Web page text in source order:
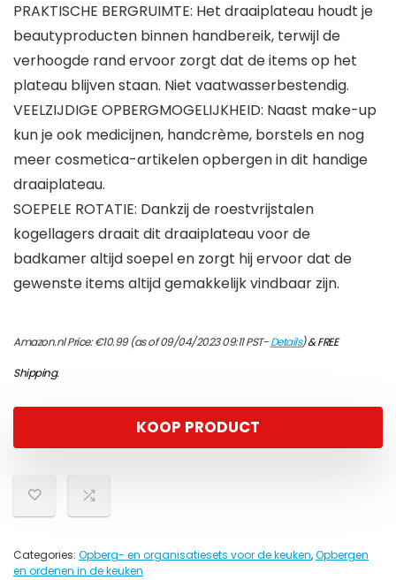
PRAKTISCHE BERGRUIMTE: Het draaiplateau houdt je
beautyproducten binnen handbereik, terwijl de
verhoogde rand ervoor zorgt dat de items op het
plateau blijven staan. Niet vaatwasserbestendig.
VEELZIJDIGE OPBERGMOGELIJKHEID: Naast make-up
kun je ook medicijnen, handcrème, borstels en nog
meer cosmetica-artikelen opbergen in dit handige
draaiplateau.
SOEPELE ROTATIE: Dankzij de roestvrijstalen
kogellagers draait dit draaiplateau voor de
badkamer altijd soepel en zorgt hij ervoor dat de
gewenste items altijd gemakkelijk vindbaar zijn.
Amazon.nl Price:€10.99(as of 09/04/2023 09:11 PST-Details)&FREE
Shipping.
KOOP PRODUCT
Categories: Opberg- en organisatiesets voor de keuken,Opbergen
en ordenen in de keuken